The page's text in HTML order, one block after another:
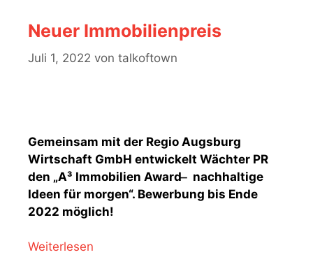
Neuer Immobilienpreis
Juli 1, 2022 von talkoftown
Gemeinsam mit der Regio Augsburg
Wirtschaft GmbH entwickelt Wächter PR
den „A³ Immobilien Award ̶ nachhaltige
Ideen für morgen“. Bewerbung bis Ende
2022 möglich!
Weiterlesen